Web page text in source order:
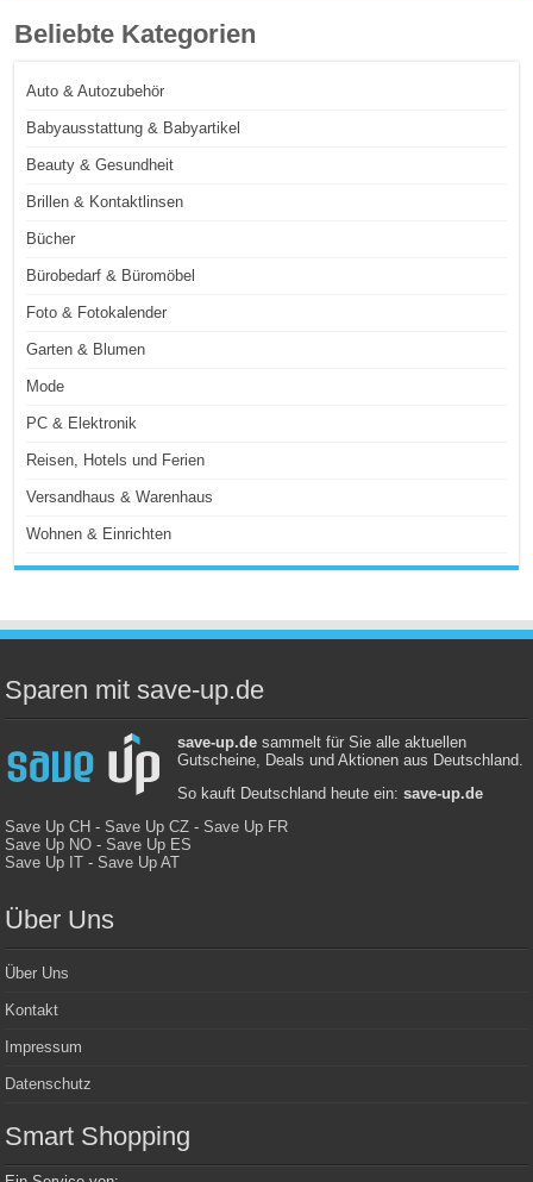
Beliebte Kategorien
Auto & Autozubehör
Babyausstattung & Babyartikel
Beauty & Gesundheit
Brillen & Kontaktlinsen
Bücher
Bürobedarf & Büromöbel
Foto & Fotokalender
Garten & Blumen
Mode
PC & Elektronik
Reisen, Hotels und Ferien
Versandhaus & Warenhaus
Wohnen & Einrichten
Sparen mit save-up.de
save-up.desammelt für Sie alle aktuellen
Gutscheine, Deals und Aktionen aus Deutschland.
So kauft Deutschland heute ein: save-up.de
Save Up CH -Save Up CZ -Save Up FR
Save Up NO -Save Up ES
Save Up IT -Save Up AT
Über Uns
Über Uns
Kontakt
Impressum
Datenschutz
Smart Shopping